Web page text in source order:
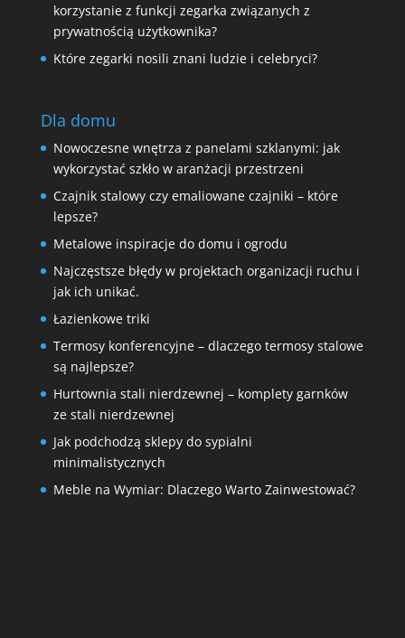
korzystanie z funkcji zegarka związanych z
prywatnością użytkownika?
Które zegarki nosili znani ludzie i celebryci?
Dla domu
Nowoczesne wnętrza z panelami szklanymi: jak
wykorzystać szkło w aranżacji przestrzeni
Czajnik stalowy czy emaliowane czajniki – które
lepsze?
Metalowe inspiracje do domu i ogrodu
Najczęstsze błędy w projektach organizacji ruchu i
jak ich unikać.
Łazienkowe triki
Termosy konferencyjne – dlaczego termosy stalowe
są najlepsze?
Hurtownia stali nierdzewnej – komplety garnków
ze stali nierdzewnej
Jak podchodzą sklepy do sypialni
minimalistycznych
Meble na Wymiar: Dlaczego Warto Zainwestować?